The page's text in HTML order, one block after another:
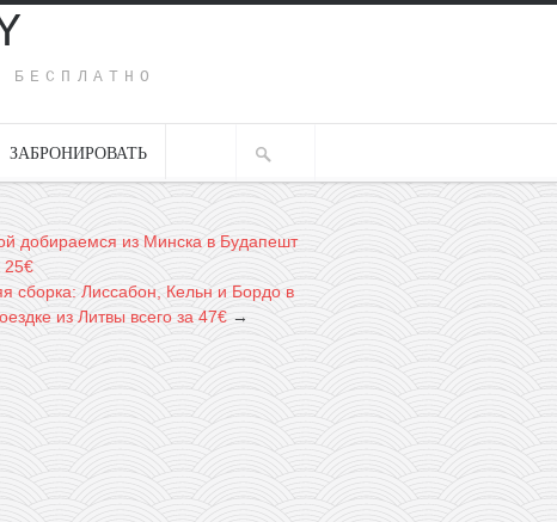
ЗАБРОНИРОВАТЬ
добираемся из Минска в Будапешт
25€
сборка: Лиссабон, Кельн и Бордо в
из Литвы всего за 47€ →